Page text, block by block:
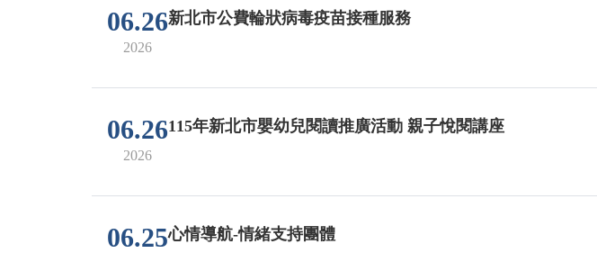
06.26
2026
新北市公費輪狀病毒疫苗接種服務
06.26
2026
115年新北市嬰幼兒閱讀推廣活動 親子悅閱講座
06.25心情導航-情緒支持團體